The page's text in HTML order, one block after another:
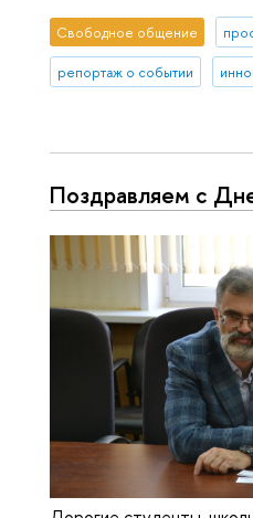
Свободное общение
репортаж о событии
Поздравляем с